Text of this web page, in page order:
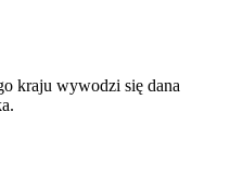
kraju wywodzi się dana